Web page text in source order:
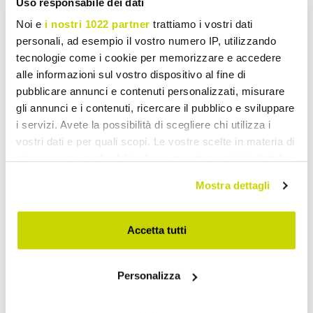
Noi e i nostri 1022 partner trattiamo i vostri dati
personali, ad esempio il vostro numero IP, utilizzando
tecnologie come i cookie per memorizzare e accedere
alle informazioni sul vostro dispositivo al fine di
pubblicare annunci e contenuti personalizzati, misurare
gli annunci e i contenuti, ricercare il pubblico e sviluppare
i servizi. Avete la possibilità di scegliere chi utilizza i
vostri dati e per quali scopi. Le vostre scelte in materia di
modificare o revocare il proprio consenso in qualsiasi
momento dalla Dichiarazione sui cookie o facendo clic
sull'icona di attivazione della privacy.
raccogliere informazioni sulla tua posizione
Mostra dettagli
Accetta tutti
Personalizza